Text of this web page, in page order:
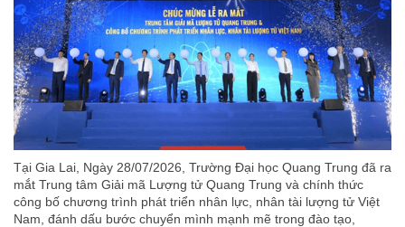
Tại Gia Lai, Ngày 28/07/2026, Trường Đại học Quang Trung đã ra
mắt Trung tâm Giải mã Lượng tử Quang Trung và chính thức
công bố chương trình phát triển nhân lực, nhân tài lượng tử Việt
Nam, đánh dấu bước chuyển mình mạnh mẽ trong đào tạo,